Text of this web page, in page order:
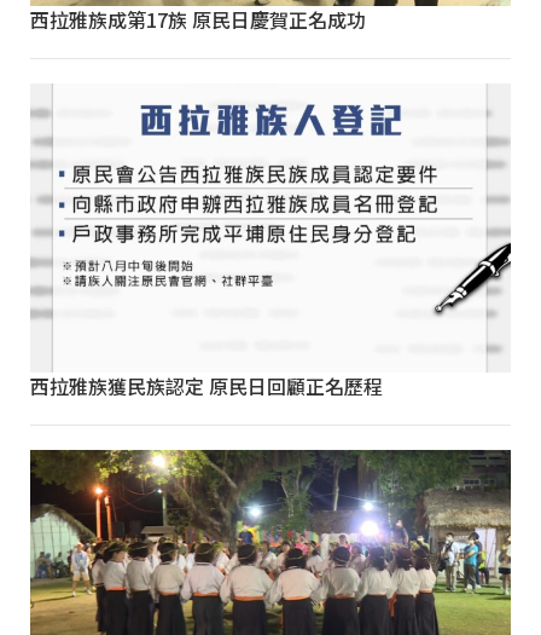
西拉雅族成第17族 原民日慶賀正名成功
西拉雅族獲民族認定 原民日回顧正名歷程